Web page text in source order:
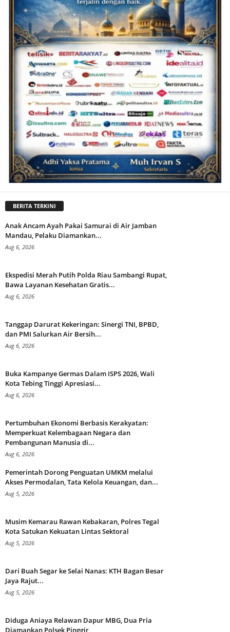
BERITA TERKINI
Anak Ancam Ayah Pakai Samurai di Air Jamban
Mandau, Pelaku Diamankan...
Aug 6, 2026
Ekspedisi Merah Putih Polda Riau Sambangi Rupat,
Bawa Layanan Kesehatan Gratis...
Aug 6, 2026
Tanggap Darurat Kekeringan: Sinergi TNI, BPBD,
dan PMI Salurkan Air Bersih...
Aug 6, 2026
Buka Kampanye Germas Dalam ISPS 2026, Wali
Kota Tebing Tinggi Apresiasi...
Aug 6, 2026
Pertumbuhan Ekonomi Berbasis Kerakyatan:
Memperkuat Kelembagaan Negara dan
Pembangunan Manusia di...
Aug 6, 2026
Pemerintah Dorong Penguatan UMKM melalui
Akses Permodalan, Tata Kelola Keuangan, dan...
Aug 5, 2026
Musim Kemarau Rawan Kebakaran, Polres Tegal
Kota Satukan Kekuatan Lintas Sektoral
Aug 5, 2026
Dari Buah Segar ke Selai Nanas: KTH Bagan Besar
Jaya Rajut...
Aug 5, 2026
Diduga Aniaya Relawan Dapur MBG, Dua Pria
Diamankan Polsek Pinggir